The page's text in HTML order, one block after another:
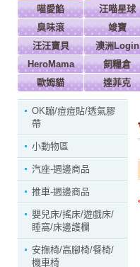
喵愛餡
汪喵星球
臭味滾
竣寶
汪汪寶貝
澳洲Login
HeroMama
飼糧倉
歐姆貓
達菲克
OK蹦/痘痘貼/透氣膠
帶
小動物區
汽座-週邊商品
推車-週邊商品
嬰兒床/搖床/遊戲床/
睡窩/床邊護欄
安撫椅/高腳椅/餐椅/
機車椅